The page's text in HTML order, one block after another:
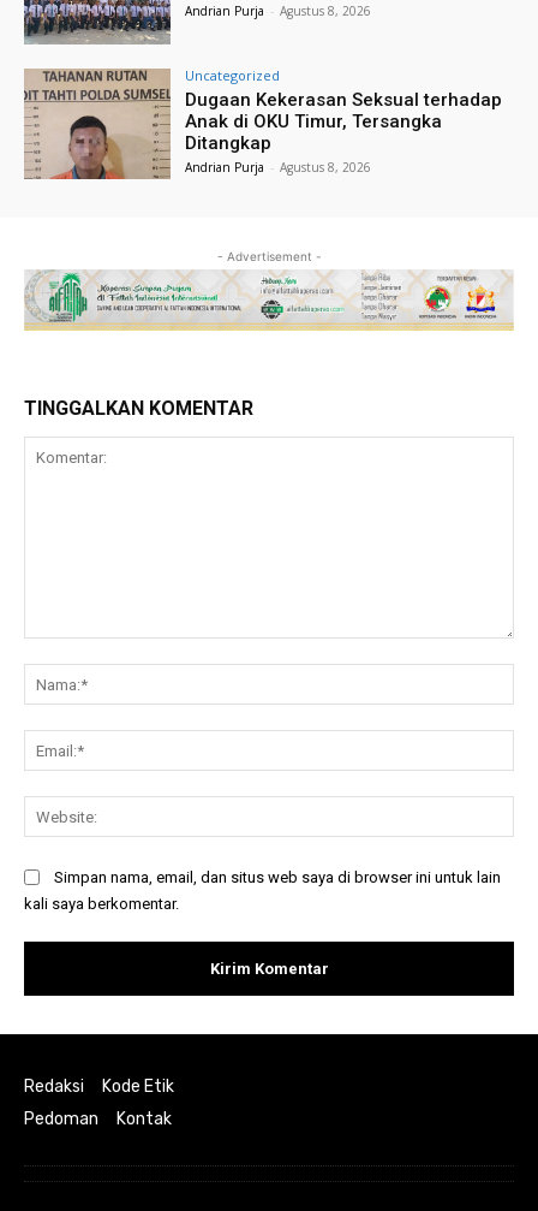
Andrian Purja - Agustus 8, 2026
Uncategorized
Dugaan Kekerasan Seksual terhadap
Anak di OKU Timur, Tersangka
Ditangkap
Andrian Purja - Agustus 8, 2026
- Advertisement -
TINGGALKAN KOMENTAR
Simpan nama, email, dan situs web saya di browser ini untuk lain
kali saya berkomentar.
Redaksi
Kode Etik
Pedoman
Kontak